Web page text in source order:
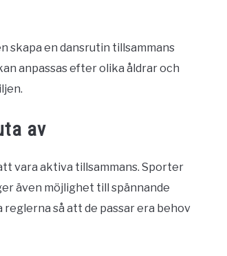
skapa en dansrutin tillsammans
anpassas efter olika åldrar och
av
vara aktiva tillsammans. Sporter
även möjlighet till spännande
reglerna så att de passar era behov